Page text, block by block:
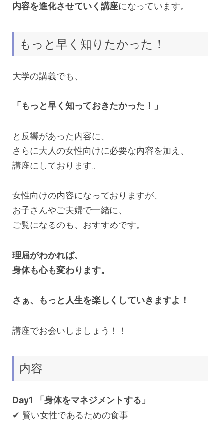
内容を進化させていく講座になっています。
もっと早く知りたかった！
大学の講義でも、
「もっと早く知っておきたかった！」
と反響があった内容に、
さらに大人の女性向けに必要な内容を加え、
講座にしております。
女性向けの内容になっておりますが、
お子さんやご夫婦で一緒に、
ご覧になるのも、おすすめです。
理屈がわかれば、
身体も心も変わります。
さぁ、もっと人生を楽しくしていきますよ！
講座でお会いしましょう！！
内容
Day1 「身体をマネジメントする」
✔︎ 賢い女性であるための食事